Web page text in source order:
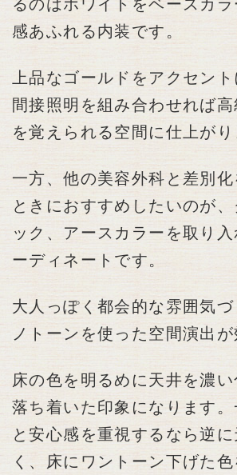
るのはホワイトをベースカ
感あふれる内装です。
上品なゴールドをアクセン
間接照明を組み合わせれば
を覚えられる空間に仕上がり
一方、他の美容外科と差別
ときにおすすめしたいのが
ック、アースカラーを取り
ーディネートです。
大人っぽく都会的な雰囲気
ノトーンを使った空間演出が
床の色を明るめに天井を濃い
落ち着いた印象になります
と安心感を重視するなら逆
く、床にワントーン下げた